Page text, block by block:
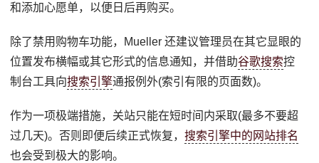
和添加心愿单，以便日后再购买。
除了禁用购物车功能，Mueller 还建议管理员在其它显眼的
位置发布横幅或其它形式的信息通知，并借助谷歌搜索控
制台工具向搜索引擎通报例外(索引有限的页面数)。
作为一项极端措施，关站只能在短时间内采取(最多不要超
过几天)。否则即便后续正式恢复，搜索引擎中的网站排名
也会受到极大的影响。